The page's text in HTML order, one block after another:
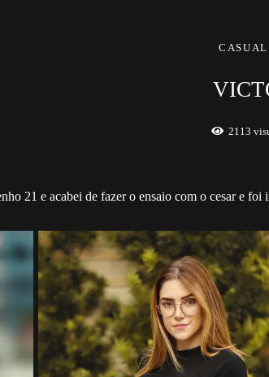
CASUAL
2113
21 e acabei de fazer o ensaio com o cesar e